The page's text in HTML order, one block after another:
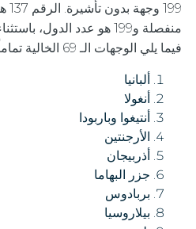
منفصلة و199 هو عدد الدول،
فيما يلي الوجهات الـ 69 الخالية تماماً من التأشيرة:
ألبانيا
أنغولا
أنتيغوا وباربودا
الأرجنتين
أذربيجان
جزر البهاما
بربادوس
بيلاروسيا